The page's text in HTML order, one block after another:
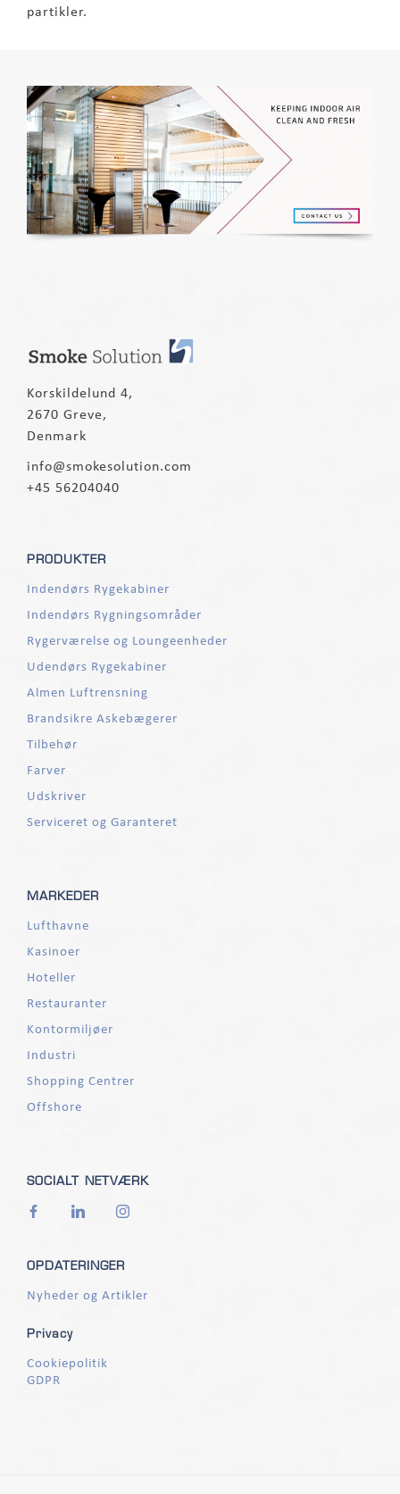
partikler.
Korskildelund 4,
2670 Greve,
Denmark
info@smokesolution.com
+45 56204040
PRODUKTER
Indendørs Rygekabiner
Indendørs Rygningsområder
Rygerværelse og Loungeenheder
Udendørs Rygekabiner
Almen Luftrensning
Brandsikre Askebægerer
Tilbehør
Farver
Udskriver
Serviceret og Garanteret
MARKEDER
Lufthavne
Kasinoer
Hoteller
Restauranter
Kontormiljøer
Industri
Shopping Centrer
Offshore
SOCIALT NETVÆRK
OPDATERINGER
Nyheder og Artikler
Privacy
Cookiepolitik
GDPR